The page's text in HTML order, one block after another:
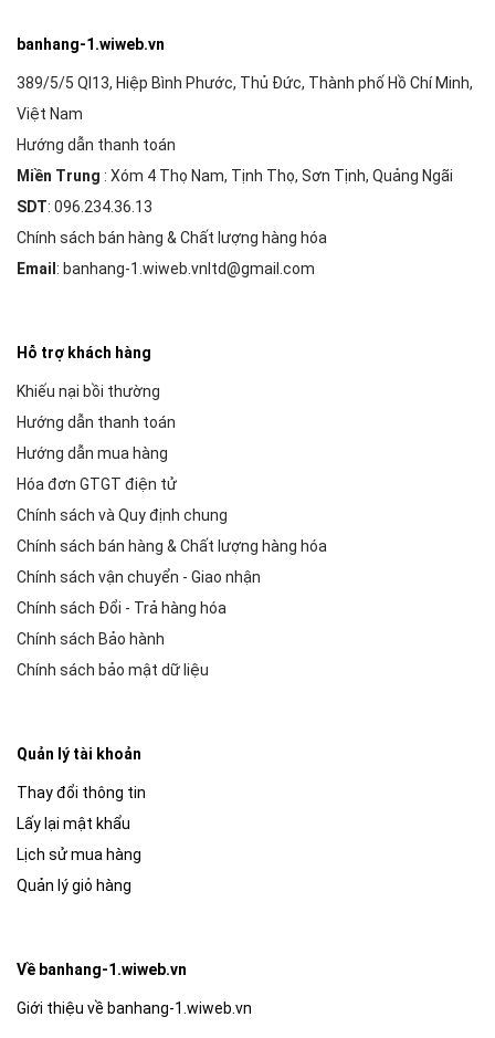
banhang-1.wiweb.vn
389/5/5 Ql13, Hiệp Bình Phước, Thủ Đức, Thành phố Hồ Chí Minh,
Việt Nam
Hướng dẫn thanh toán
Miền Trung : Xóm 4 Thọ Nam, Tịnh Thọ, Sơn Tịnh, Quảng Ngãi
SDT: 096.234.36.13
Chính sách bán hàng & Chất lượng hàng hóa
Email: banhang-1.wiweb.vnltd@gmail.com
Hỗ trợ khách hàng
Khiếu nại bồi thường
Hướng dẫn thanh toán
Hướng dẫn mua hàng
Hóa đơn GTGT điện tử
Chính sách và Quy định chung
Chính sách bán hàng & Chất lượng hàng hóa
Chính sách vận chuyển - Giao nhận
Chính sách Đổi - Trả hàng hóa
Chính sách Bảo hành
Chính sách bảo mật dữ liệu
Quản lý tài khoản
Thay đổi thông tin
Lấy lại mật khẩu
Lịch sử mua hàng
Quản lý giỏ hàng
Về banhang-1.wiweb.vn
Giới thiệu về banhang-1.wiweb.vn